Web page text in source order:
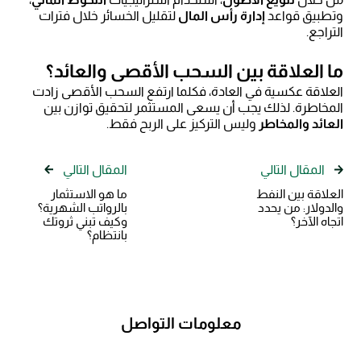
وتطبيق قواعد إدارة رأس المال لتقليل الخسائر خلال فترات
التراجع.
ما العلاقة بين السحب الأقصى والعائد؟
العلاقة عكسية في العادة، فكلما ارتفع السحب الأقصى زادت
المخاطرة. لذلك يجب أن يسعى المستثمر لتحقيق توازن بين
العائد والمخاطر وليس التركيز على الربح فقط.
المقال التالي
العلاقة بين النفط
والدولار: من يحدد
اتجاه الآخر؟
المقال التالي
ما هو الاستثمار
بالرواتب الشهرية؟
وكيف تبني ثروتك
بانتظام؟
معلومات التواصل